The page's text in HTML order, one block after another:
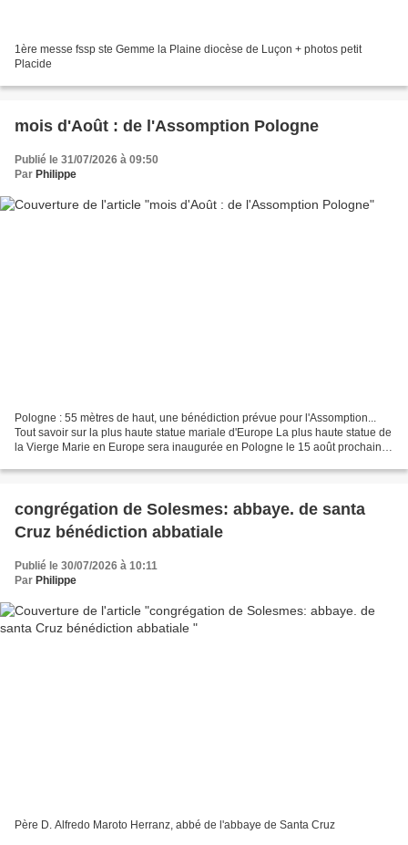
1ère messe fssp ste Gemme la Plaine diocèse de Luçon + photos petit
Placide
mois d'Août : de l'Assomption Pologne
Publié le 31/07/2026 à 09:50
Par Philippe
Pologne : 55 mètres de haut, une bénédiction prévue pour l'Assomption...
Tout savoir sur la plus haute statue mariale d'Europe La plus haute statue de
la Vierge Marie en Europe sera inaugurée en Pologne le 15 août prochain,
congrégation de Solesmes: abbaye. de santa
Cruz bénédiction abbatiale
Publié le 30/07/2026 à 10:11
Par Philippe
Père D. Alfredo Maroto Herranz, abbé de l'abbaye de Santa Cruz